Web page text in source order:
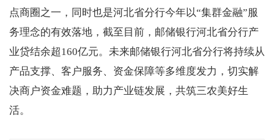
点商圈之一，同时也是河北省分行今年以“集群金融”服
务理念的有效落地，截至目前，邮储银行河北省分行产
业贷结余超160亿元。未来邮储银行河北省分行将持续从
产品支撑、客户服务、资金保障等多维度发力，切实解
决商户资金难题，助力产业链发展，共筑三农美好生
活。